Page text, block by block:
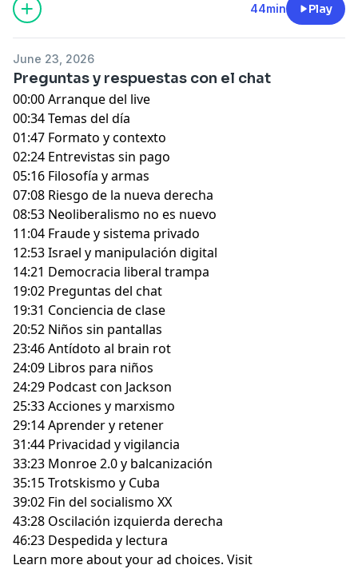
44min Play
June 23, 2026
Preguntas y respuestas con el chat
00:00 Arranque del live
00:34 Temas del día
01:47 Formato y contexto
02:24 Entrevistas sin pago
05:16 Filosofía y armas
07:08 Riesgo de la nueva derecha
08:53 Neoliberalismo no es nuevo
11:04 Fraude y sistema privado
12:53 Israel y manipulación digital
14:21 Democracia liberal trampa
19:02 Preguntas del chat
19:31 Conciencia de clase
20:52 Niños sin pantallas
23:46 Antídoto al brain rot
24:09 Libros para niños
24:29 Podcast con Jackson
25:33 Acciones y marxismo
29:14 Aprender y retener
31:44 Privacidad y vigilancia
33:23 Monroe 2.0 y balcanización
35:15 Trotskismo y Cuba
39:02 Fin del socialismo XX
43:28 Oscilación izquierda derecha
46:23 Despedida y lectura
Learn more about your ad choices. Visit